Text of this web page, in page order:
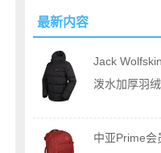
最新内容
Jack
泼水加厚羽
中亚Prime会